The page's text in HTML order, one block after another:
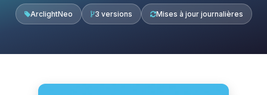
ArclightNeo 3 versions Mises à jour journalières